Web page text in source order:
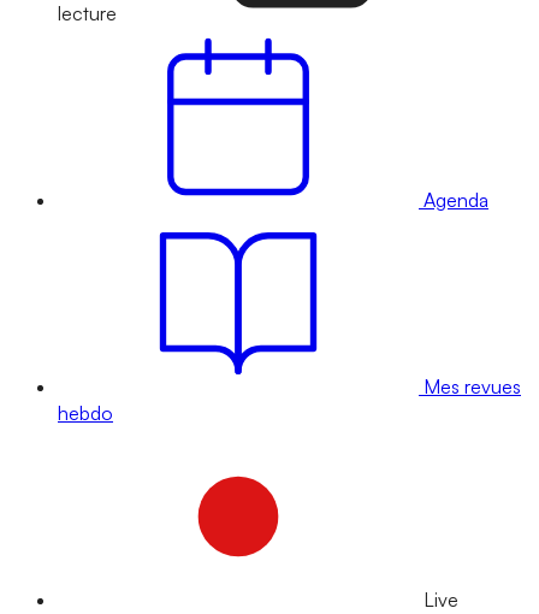
lecture
Agenda
Mes revues
hebdo
Live